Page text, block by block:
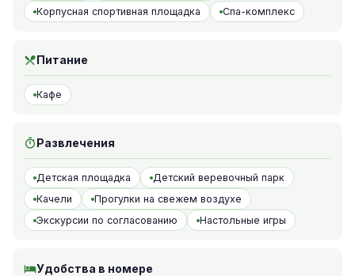
Корпусная спортивная площадка
Спа-комплекс
Питание
Кафе
Развлечения
Детская площадка
Детский веревочный парк
Качели
Прогулки на свежем воздухе
Экскурсии по согласованию
Настольные игры
Удобства в номере